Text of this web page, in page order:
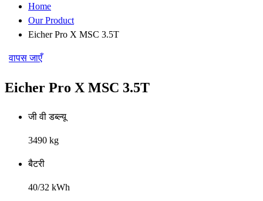
Home
Our Product
Eicher Pro X MSC 3.5T
वापस जाएँ
Eicher Pro X MSC 3.5T
जी वी डब्ल्यू
3490 kg
बैटरी
40/32 kWh